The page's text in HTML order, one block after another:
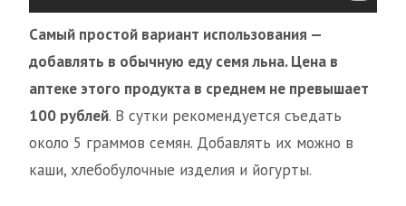
Самый простой вариант использования —
добавлять в обычную еду семя льна. Цена в
аптеке этого продукта в среднем не превышает
100 рублей. В сутки рекомендуется съедать
около 5 граммов семян. Добавлять их можно в
каши, хлебобулочные изделия и йогурты.